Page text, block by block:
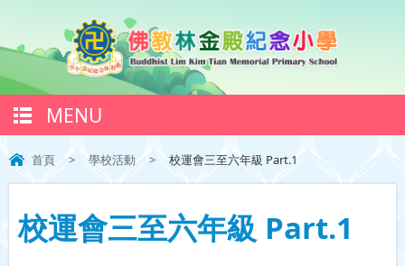
MENU
首頁 > 學校活動 > 校運會三至六年級 Part.1
校運會三至六年級 Part.1